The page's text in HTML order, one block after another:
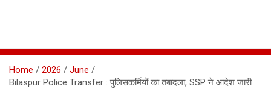
Home 2026
June
Bilaspur Police Transfer : पुलिसकर्मियों का तबादला, SSP ने आदेश जारी